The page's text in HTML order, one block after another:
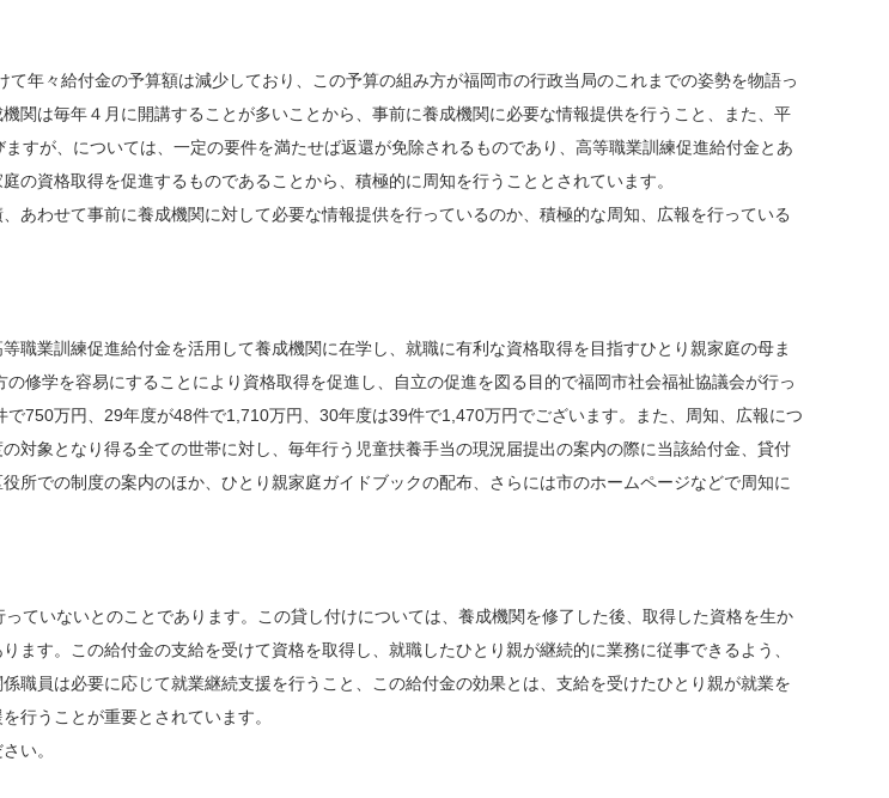
々給付金の予算額は減少しており、この予算の組み方が福岡市の行政当局のこれまでの姿勢を物語っ
関は毎年４月に開講することが多いことから、事前に養成機関に必要な情報提供を行うこと、また、平
すが、については、一定の要件を満たせば返還が免除されるものであり、高等職業訓練促進給付金とあ
資格取得を促進するものであることから、積極的に周知を行うこととされています。
わせて事前に養成機関に対して必要な情報提供を行っているのか、積極的な周知、広報を行っている
業訓練促進給付金を活用して養成機関に在学し、就職に有利な資格取得を目指すひとり親家庭の母ま
修学を容易にすることにより資格取得を促進し、自立の促進を図る目的で福岡市社会福祉協議会が行っ
750万円、29年度が48件で1,710万円、30年度は39件で1,470万円でございます。また、周知、広報につ
対象となり得る全ての世帯に対し、毎年行う児童扶養手当の現況届提出の案内の際に当該給付金、貸付
所での制度の案内のほか、ひとり親家庭ガイドブックの配布、さらには市のホームページなどで周知に
いないとのことであります。この貸し付けについては、養成機関を修了した後、取得した資格を生か
す。この給付金の支給を受けて資格を取得し、就職したひとり親が継続的に業務に従事できるよう、
職員は必要に応じて就業継続支援を行うこと、この給付金の効果とは、支給を受けたひとり親が就業を
行うことが重要とされています。
い。